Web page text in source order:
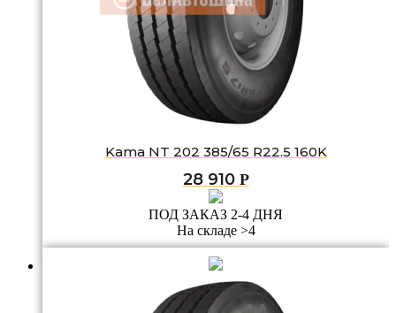
Kama NT 202 385/65 R22.5 160K
28 910 Р
ПОД ЗАКАЗ 2-4 ДНЯ
На складе >4